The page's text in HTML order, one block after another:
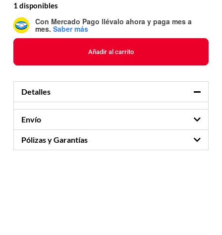
1 disponibles
Con Mercado Pago llévalo ahora y paga mes a
mes. Saber más
Añadir al carrito
Detalles
Envío
Pólizas y Garantías